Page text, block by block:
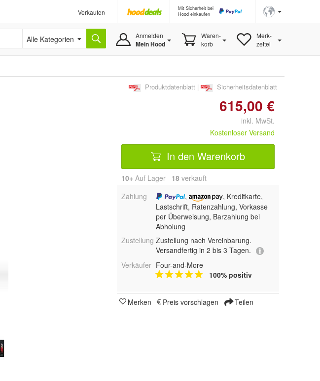
Verkaufen
Mit Sicherheit bei
Hood einkaufen
Alle Kategorien Anmelden
Mein Hood
Waren-
korb
Merk-
zettel
Produktdatenblatt | Sicherheitsdatenblatt
615,00 €
inkl. MwSt.
Kostenloser Versand
In den Warenkorb
10+ Auf Lager 18 verkauft
Zahlung
,
, Kreditkarte,
Lastschrift, Ratenzahlung, Vorkasse
per Überweisung, Barzahlung bei
Abholung
Zustellung Zustellung nach Vereinbarung.
Versandfertig in 2 bis 3 Tagen.
Verkäufer Four-and-More
100% positiv
Merken Preis vorschlagen Teilen